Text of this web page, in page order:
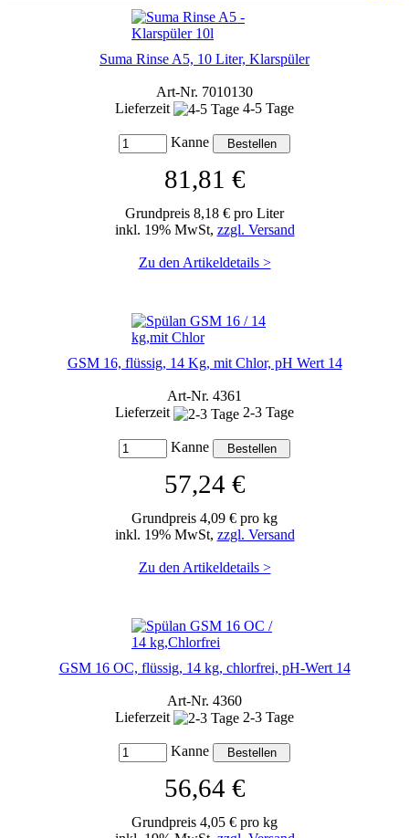
Suma Rinse A5, 10 Liter, Klarspüler
Art-Nr. 7010130
Lieferzeit
4-5 Tage
Kanne
81,81 €
Grundpreis 8,18 € pro Liter
inkl. 19% MwSt, zzgl. Versand
Zu den Artikeldetails >
GSM 16, flüssig, 14 Kg, mit Chlor, pH Wert 14
Art-Nr. 4361
Lieferzeit
2-3 Tage
Kanne
57,24 €
Grundpreis 4,09 € pro kg
inkl. 19% MwSt, zzgl. Versand
Zu den Artikeldetails >
GSM 16 OC, flüssig, 14 kg, chlorfrei, pH-Wert 14
Art-Nr. 4360
Lieferzeit
2-3 Tage
Kanne
56,64 €
Grundpreis 4,05 € pro kg